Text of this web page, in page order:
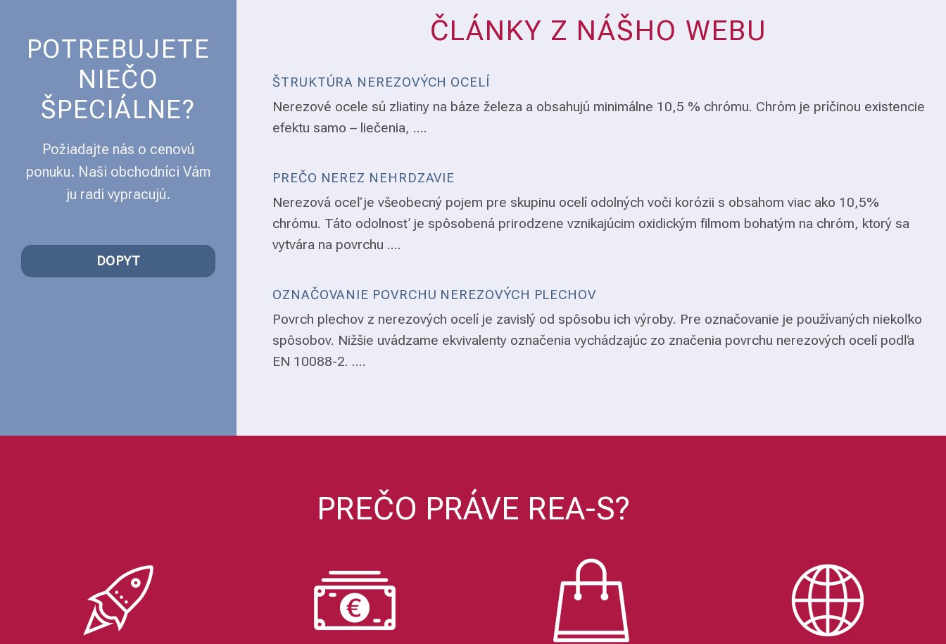
POTREBUJETE
NIEČO
ŠPECIÁLNE?
Požiadajte nás o cenovú
ponuku. Naši obchodníci Vám
ju radi vypracujú.
DOPYT
ČLÁNKY Z NÁŠHO WEBU
ŠTRUKTÚRA NEREZOVÝCH OCELÍ
Nerezové ocele sú zliatiny na báze železa a obsahujú minimálne 10,5 % chrómu. Chróm je príčinou existencie
efektu samo – liečenia, ....
PREČO NEREZ NEHRDZAVIE
Nerezová oceľ je všeobecný pojem pre skupinu ocelí odolných voči korózii s obsahom viac ako 10,5%
chrómu. Táto odolnosť je spôsobená prirodzene vznikajúcim oxidickým filmom bohatým na chróm, ktorý sa
vytvára na povrchu ....
OZNAČOVANIE POVRCHU NEREZOVÝCH PLECHOV
Povrch plechov z nerezových ocelí je zavislý od spôsobu ich výroby. Pre označovanie je používaných niekoľko
spôsobov. Nižšie uvádzame ekvivalenty označenia vychádzajúc zo značenia povrchu nerezových ocelí podľa
EN 10088-2. ....
PREČO PRÁVE REA-S?